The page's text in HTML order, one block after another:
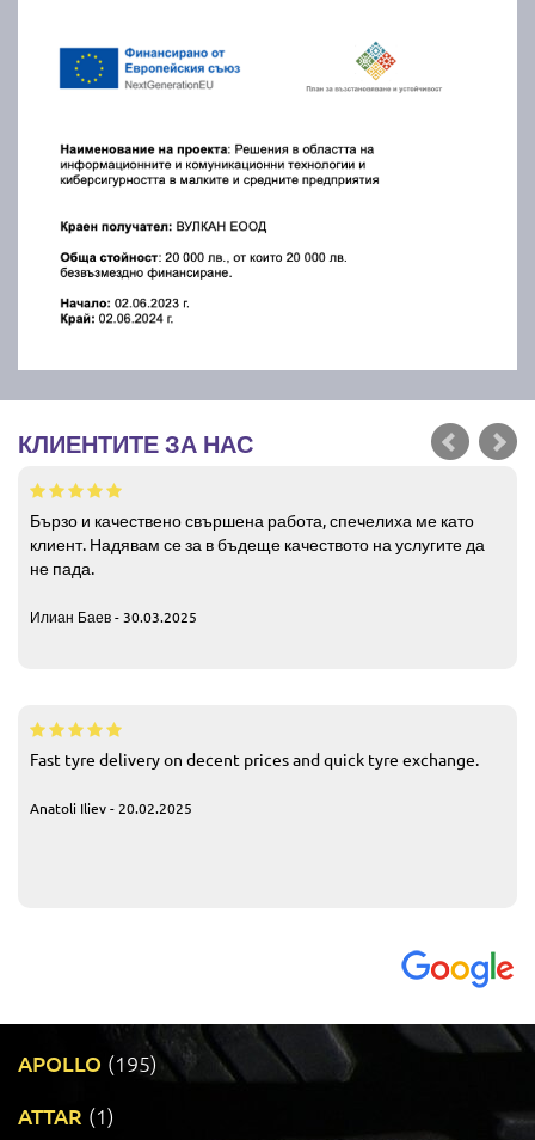
КЛИЕНТИТЕ ЗА НАС
Бързо и качествено свършена работа, спечелиха ме като
клиент. Надявам се за в бъдеще качеството на услугите да
не пада.
Илиан Баев - 30.03.2025
Fast tyre delivery on decent prices and quick tyre exchange.
Anatoli Iliev - 20.02.2025
APOLLO (195)
ATTAR (1)